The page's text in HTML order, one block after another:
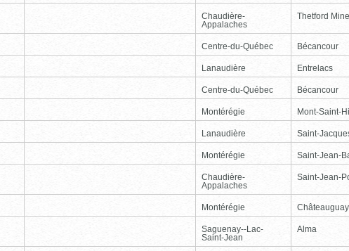
Chaudière-
Appalaches
Thetford
Centre-du-Québec Bécancour
Lanaudière Entrelacs
Centre-du-Québec Bécancour
Montérégie Mont-Saint-
Lanaudière Saint-
Montérégie Saint-Jean-
Chaudière-
Appalaches
Saint-Jean-
Montérégie Châteauguay
Saguenay--Lac-
Saint-Jean
Alma